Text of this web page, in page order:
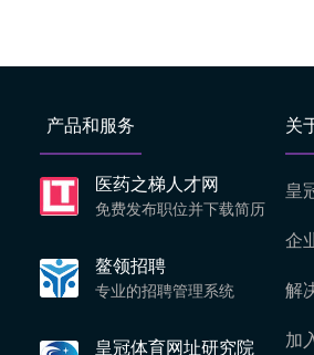
产品和服务
医药之梯人才网
免费发布职位并下载简历
鳌领招聘
专业的招聘管理系统
皇冠体育网址研究院
关
皇
企
解
加